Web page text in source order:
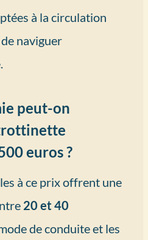
à la circulation
naviguer
peut-on
euros ?
à ce prix offrent une
20 et 40
de conduite et les